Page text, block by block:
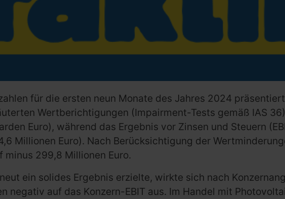
für die ersten neun Monate des Jahres 2024
Wertberichtigungen (Impairment-Tests gemäß IAS
Euro), während das Ergebnis vor Zinsen und Steuern
Millionen Euro). Nach Berücksichtigung der
299,8 Millionen Euro.
ein solides Ergebnis erzielte, wirkte sich nach
negativ auf das Konzern-EBIT aus. Im Handel mit